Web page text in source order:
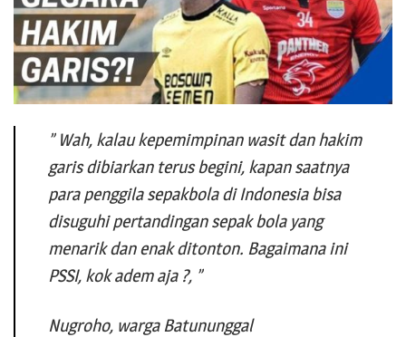
” Wah, kalau kepemimpinan wasit dan hakim
garis dibiarkan terus begini, kapan saatnya
para penggila sepakbola di Indonesia bisa
disuguhi pertandingan sepak bola yang
menarik dan enak ditonton. Bagaimana ini
PSSI, kok adem aja ?, ”
Nugroho, warga Batununggal